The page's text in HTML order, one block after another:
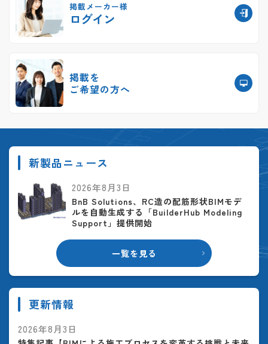
掲載メーカー様
ログイン
掲載を
ご希望の方へ
新製品ニュース
一覧を見る
2026年8月3日
BnB Solutions、RC造の配筋形状BIMモデ
ルを自動生成する「BuilderHub Modeling
Support」提供開始
更新情報
2026年8月3日